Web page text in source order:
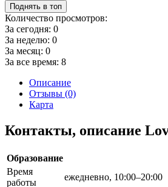
Поднять в топ
Количество просмотров:
За сегодня: 0
За неделю: 0
За месяц: 0
За все время: 8
Описание
Отзывы (0)
Карта
Контакты, описание
Образование
Время
работы
ежедневно, 10:00–20:00